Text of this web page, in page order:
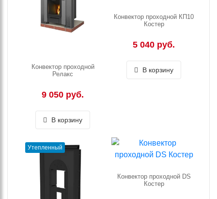
Конвектор проходной
Релакс
9 050 руб.
В корзину
Конвектор проходной КП10
Костер
5 040 руб.
В корзину
Утепленный
Конвектор проходной DS
Костер